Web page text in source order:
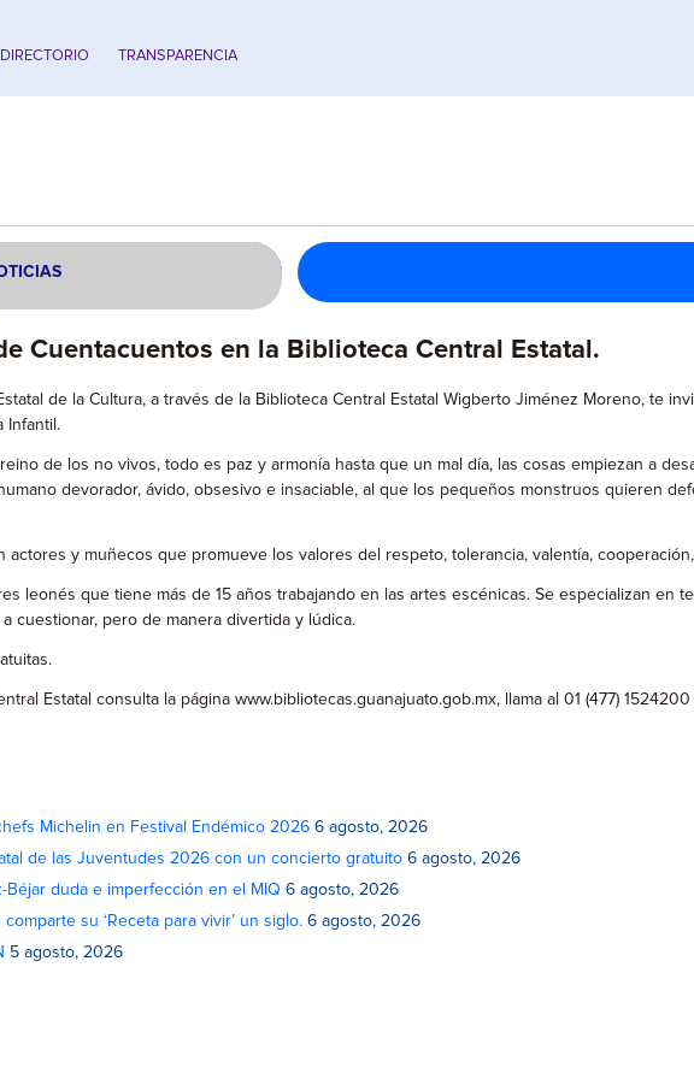
DIRECTORIO TRANSPARENCIA
Cuentacuentos en la Biblioteca Central Estatal.
de la Cultura, a través de la Biblioteca Central Estatal Wigberto Jiménez Moreno, te
Infantil.
de los no vivos, todo es paz y armonía hasta que un mal día, las cosas empiezan a
devorador, ávido, obsesivo e insaciable, al que los pequeños monstruos quieren
actores y muñecos que promueve los valores del respeto, tolerancia, valentía,
leonés que tiene más de 15 años trabajando en las artes escénicas. Se especializan en
cuestionar, pero de manera divertida y lúdica.
Estatal consulta la página www.bibliotecas.guanajuato.gob.mx, llama al 01 (477)
Michelin en Festival Endémico 2026 6 agosto, 2026
de las Juventudes 2026 con un concierto gratuito 6 agosto, 2026
duda e imperfección en el MIQ 6 agosto, 2026
su ‘Receta para vivir’ un siglo. 6 agosto, 2026
5 agosto, 2026